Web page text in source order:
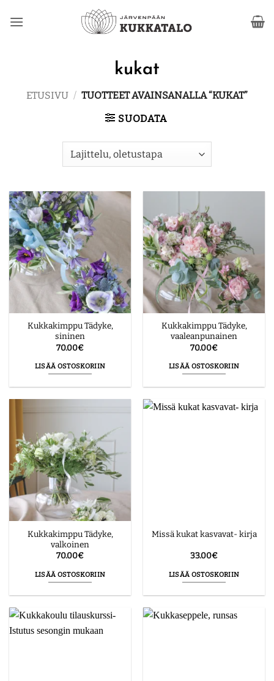
kukat
ETUSIVU / TUOTTEET AVAINSANALLA “KUKAT”
SUODATA
Kukkakimppu Tädyke,
sininen
70.00€
LISÄÄ OSTOSKORIIN
Kukkakimppu Tädyke,
vaaleanpunainen
70.00€
LISÄÄ OSTOSKORIIN
Kukkakimppu Tädyke,
valkoinen
70.00€
LISÄÄ OSTOSKORIIN
Missä kukat kasvavat- kirja
33.00€
LISÄÄ OSTOSKORIIN